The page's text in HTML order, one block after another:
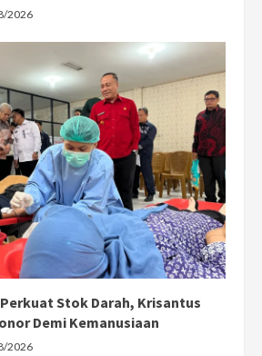
2026
Stok Darah, Krisantus
Demi Kemanusiaan
2026